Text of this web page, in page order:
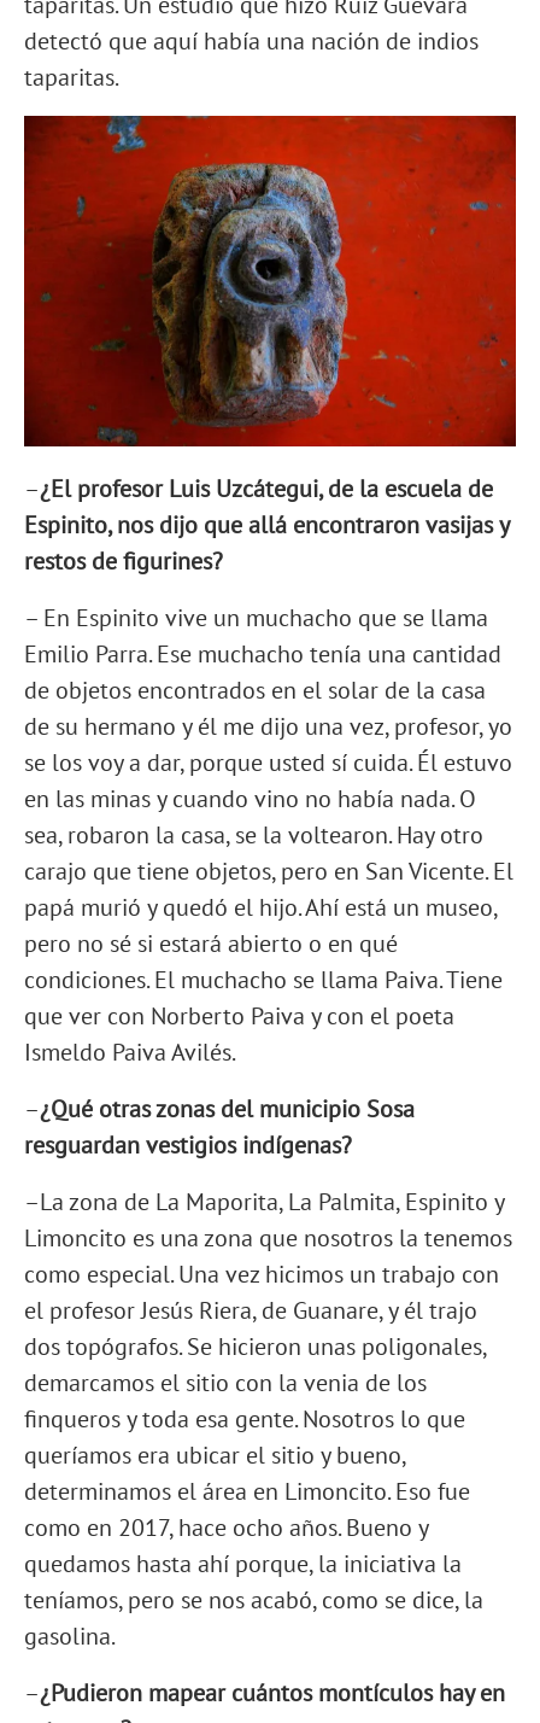
detectó que aquí había una nación de indios
taparitas.
–¿El profesor Luis Uzcátegui, de la escuela de
Espinito, nos dijo que allá encontraron vasijas y
restos de figurines?
– En Espinito vive un muchacho que se llama
Emilio Parra. Ese muchacho tenía una cantidad
de objetos encontrados en el solar de la casa
de su hermano y él me dijo una vez, profesor, yo
se los voy a dar, porque usted sí cuida. Él estuvo
en las minas y cuando vino no había nada. O
sea, robaron la casa, se la voltearon. Hay otro
carajo que tiene objetos, pero en San Vicente. El
papá murió y quedó el hijo. Ahí está un museo,
pero no sé si estará abierto o en qué
condiciones. El muchacho se llama Paiva. Tiene
que ver con Norberto Paiva y con el poeta
Ismeldo Paiva Avilés.
–¿Qué otras zonas del municipio Sosa
resguardan vestigios indígenas?
–La zona de La Maporita, La Palmita, Espinito y
Limoncito es una zona que nosotros la tenemos
como especial. Una vez hicimos un trabajo con
el profesor Jesús Riera, de Guanare, y él trajo
dos topógrafos. Se hicieron unas poligonales,
demarcamos el sitio con la venia de los
finqueros y toda esa gente. Nosotros lo que
queríamos era ubicar el sitio y bueno,
determinamos el área en Limoncito. Eso fue
como en 2017, hace ocho años. Bueno y
quedamos hasta ahí porque, la iniciativa la
teníamos, pero se nos acabó, como se dice, la
gasolina.
–¿Pudieron mapear cuántos montículos hay en